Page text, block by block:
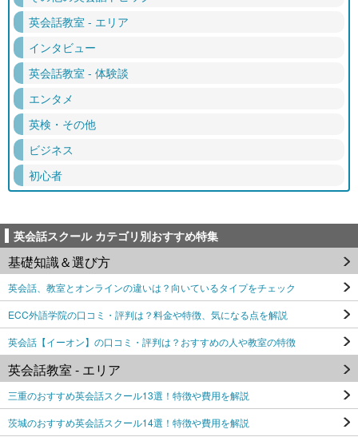
英会話教室 - エリア
インタビュー
英会話教室 - 体験談
エンタメ
英検・その他
ビジネス
初心者
英会話スクール カテゴリ別おすすめ特集
基礎知識＆選び方
英会話、教室とオンラインの違いは？向いているタイプをチェック
ECC外語学院の口コミ・評判は？料金や特徴、気になる点を解説
英会話【イーオン】の口コミ・評判は？おすすめの人や教室の特徴
英会話教室 - エリア
三重のおすすめ英会話スクール13選！特徴や費用を解説
茨城のおすすめ英会話スクール14選！特徴や費用を解説